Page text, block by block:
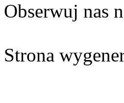
Obserwuj nas
Strona